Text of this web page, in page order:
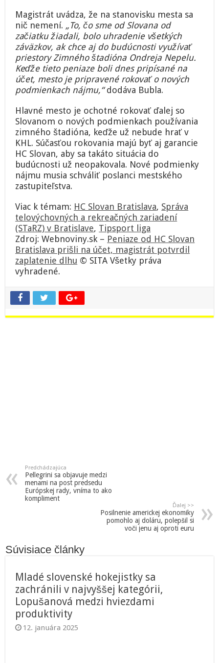
Magistrát uvádza, že na stanovisku mesta sa
nič nemení. „To, čo sme od Slovana od
začiatku žiadali, bolo uhradenie všetkých
záväzkov, ak chce aj do budúcnosti využívať
priestory Zimného štadióna Ondreja Nepelu.
Keďže tieto peniaze boli dnes pripísané na
účet, mesto je pripravené rokovať o nových
podmienkach nájmu,“dodáva Bubla.
Hlavné mesto je ochotné rokovať ďalej so
Slovanom o nových podmienkach používania
zimného štadióna, keďže už nebude hrať v
KHL. Súčasťou rokovania majú byť aj garancie
HC Slovan, aby sa takáto situácia do
budúcnosti už neopakovala. Nové podmienky
nájmu musia schváliť poslanci mestského
zastupiteľstva.
Viac k témam: HC Slovan Bratislava, Správa
telovýchovných a rekreačných zariadení
(STaRZ) v Bratislave, Tipsport liga
Zdroj: Webnoviny.sk – Peniaze od HC Slovan
Bratislava prišli na účet, magistrát potvrdil
zaplatenie dlhu © SITA Všetky práva
vyhradené.
Predchádzajúca
Pellegrini sa objavuje medzi
menami na post predsedu
Európskej rady, vníma to ako
kompliment
Ďalej >>
Posilnenie americkej ekonomiky
pomohlo aj doláru, polepšil si
voči jenu aj oproti euru
Súvisiace články
Mladé slovenské hokejistky sa
zachránili v najvyššej kategórii,
Lopušanová medzi hviezdami
produktivity
12. januára 2025